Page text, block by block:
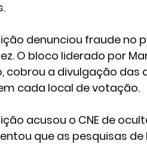
denunciou fraude no
O bloco liderado por
cobrou a divulgação
cada local de votação.
acusou o CNE de
que as pesquisas